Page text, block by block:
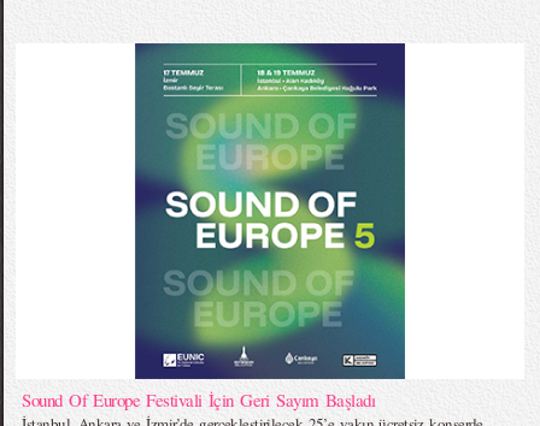
Sound Of Europe Festivali İçin Geri Sayım Başladı